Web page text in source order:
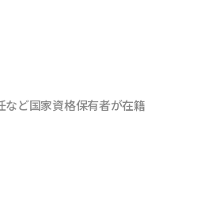
ど国家資格保有者が在籍